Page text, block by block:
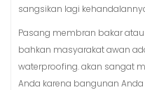
sangsikan lagi
Pasang membran bakar
bahkan masyarakat awan
waterproofing. akan sangat
Anda karena bangunan